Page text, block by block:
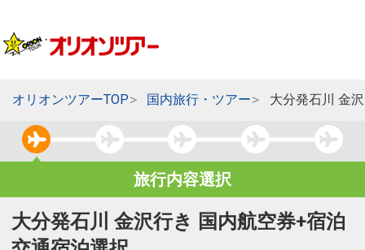
オリオンツアーTOP 国内旅行・ツアー 大分発石川 金
旅行内容選択
大分発石川 金沢行き 国内航空券+宿泊